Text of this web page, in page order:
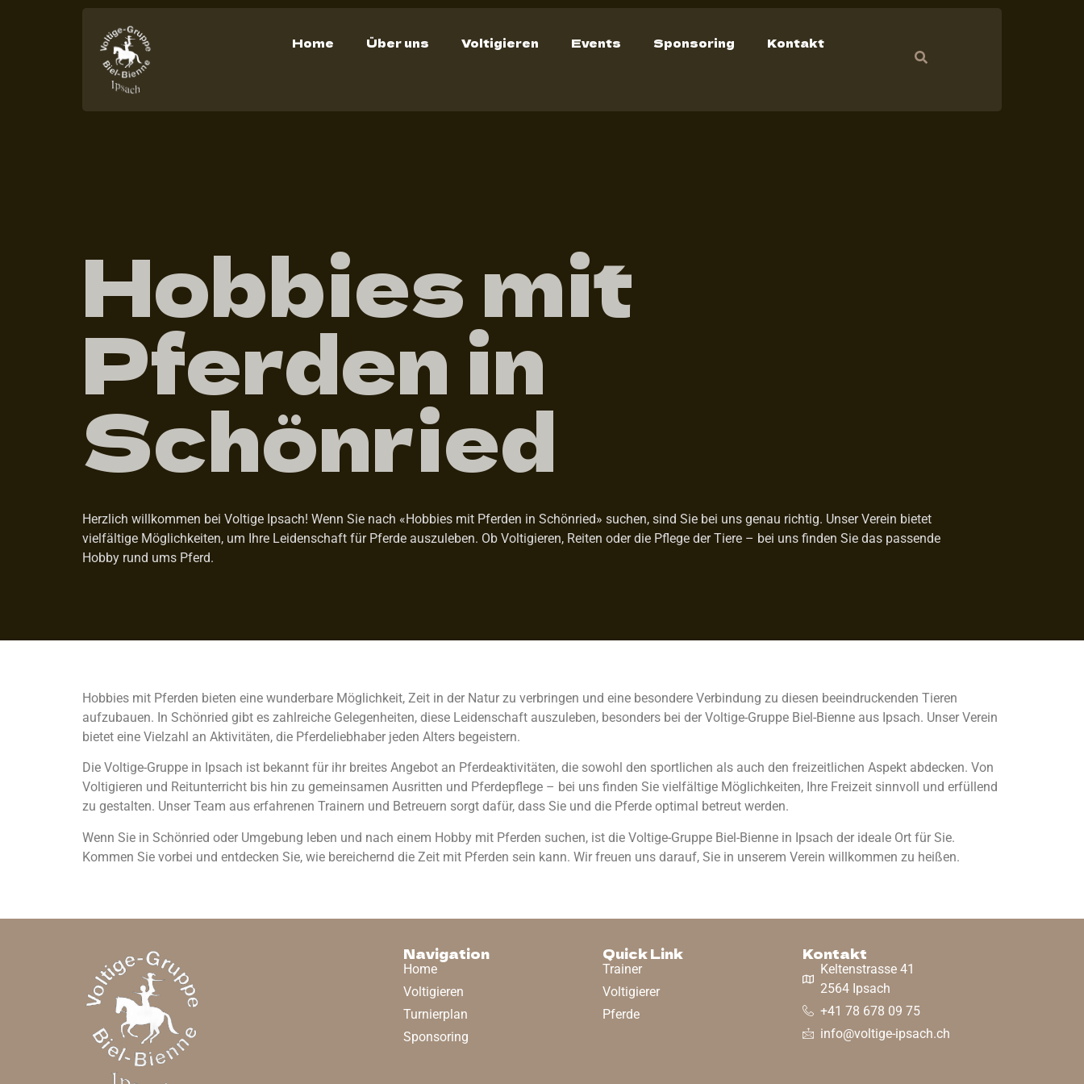
Home Über uns Voltigieren Events Sponsoring Kontakt
Hobbies mit
Pferden in
Schönried
Herzlich willkommen bei Voltige Ipsach! Wenn Sie nach «Hobbies mit Pferden in Schönried» suchen, sind Sie bei uns genau richtig. Unser Verein bietet
vielfältige Möglichkeiten, um Ihre Leidenschaft für Pferde auszuleben. Ob Voltigieren, Reiten oder die Pflege der Tiere – bei uns finden Sie das passende
Hobby rund ums Pferd.
Hobbies mit Pferden bieten eine wunderbare Möglichkeit, Zeit in der Natur zu verbringen und eine besondere Verbindung zu diesen beeindruckenden Tieren
aufzubauen. In Schönried gibt es zahlreiche Gelegenheiten, diese Leidenschaft auszuleben, besonders bei der Voltige-Gruppe Biel-Bienne aus Ipsach. Unser Verein
bietet eine Vielzahl an Aktivitäten, die Pferdeliebhaber jeden Alters begeistern.
Die Voltige-Gruppe in Ipsach ist bekannt für ihr breites Angebot an Pferdeaktivitäten, die sowohl den sportlichen als auch den freizeitlichen Aspekt abdecken. Von
Voltigieren und Reitunterricht bis hin zu gemeinsamen Ausritten und Pferdepflege – bei uns finden Sie vielfältige Möglichkeiten, Ihre Freizeit sinnvoll und erfüllend
zu gestalten. Unser Team aus erfahrenen Trainern und Betreuern sorgt dafür, dass Sie und die Pferde optimal betreut werden.
Wenn Sie in Schönried oder Umgebung leben und nach einem Hobby mit Pferden suchen, ist die Voltige-Gruppe Biel-Bienne in Ipsach der ideale Ort für Sie.
Kommen Sie vorbei und entdecken Sie, wie bereichernd die Zeit mit Pferden sein kann. Wir freuen uns darauf, Sie in unserem Verein willkommen zu heißen.
Navigation
Home
Voltigieren
Turnierplan
Sponsoring
Quick Link
Trainer
Voltigierer
Pferde
Kontakt
Keltenstrasse 41
2564 Ipsach
+41 78 678 09 75
info@voltige-ipsach.ch